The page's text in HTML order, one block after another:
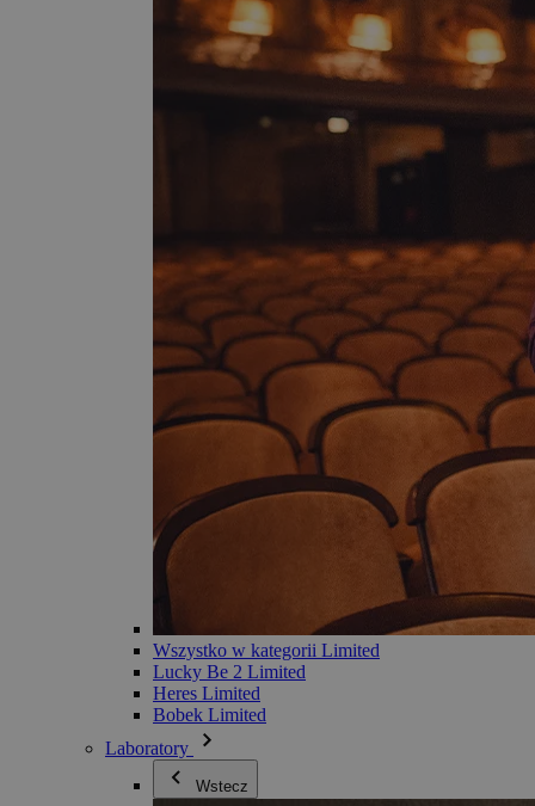
Wszystko w kategorii Limited
Lucky Be 2 Limited
Heres Limited
Bobek Limited
Laboratory
Wstecz